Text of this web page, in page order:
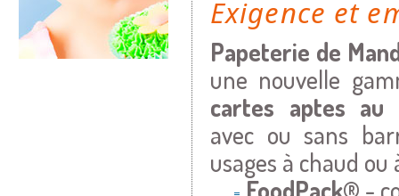
Exigence et
Papeterie de
une nouvelle
cartes aptes au
avec ou sans
usages à chaud ou